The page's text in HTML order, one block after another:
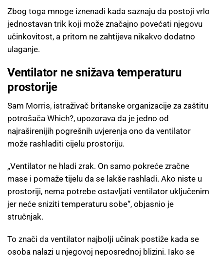
Zbog toga mnoge iznenadi kada saznaju da postoji vrlo
jednostavan trik koji može značajno povećati njegovu
učinkovitost, a pritom ne zahtijeva nikakvo dodatno
ulaganje.
Ventilator ne snižava temperaturu
prostorije
Sam Morris, istraživač britanske organizacije za zaštitu
potrošača Which?, upozorava da je jedno od
najraširenijih pogrešnih uvjerenja ono da ventilator
može rashladiti cijelu prostoriju.
„Ventilator ne hladi zrak. On samo pokreće zračne
mase i pomaže tijelu da se lakše rashladi. Ako niste u
prostoriji, nema potrebe ostavljati ventilator uključenim
jer neće sniziti temperaturu sobe“, objasnio je
stručnjak.
To znači da ventilator najbolji učinak postiže kada se
osoba nalazi u njegovoj neposrednoj blizini. Iako se